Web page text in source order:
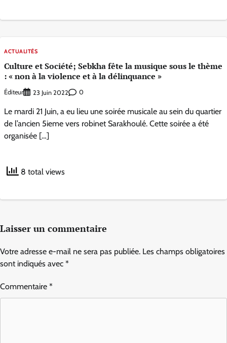
ACTUALITÉS
Culture et Société; Sebkha fête la musique sous le thème
: « non à la violence et à la délinquance »
Éditeur 23 Juin 2022 0
Le mardi 21 Juin, a eu lieu une soirée musicale au sein du quartier
de l’ancien 5ieme vers robinet Sarakhoulé. Cette soirée a été
organisée […]
8 total views
Laisser un commentaire
Votre adresse e-mail ne sera pas publiée. Les champs obligatoires
sont indiqués avec *
Commentaire *